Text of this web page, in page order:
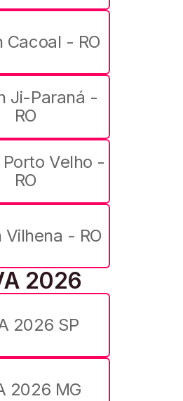
Cacoal - RO
Ji-Paraná -
RO
Velho -
RO
Vilhena - RO
2026
2026 SP
2026 MG